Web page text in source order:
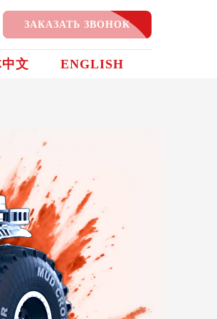
ЗАКАЗАТЬ ЗВОНОК
文 ENGLISH